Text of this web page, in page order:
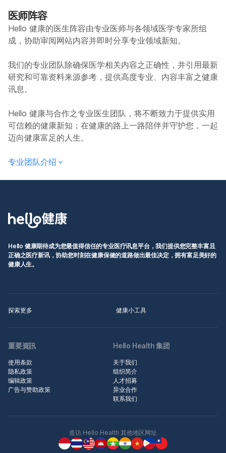
医师阵容
Hello 健康的医生阵容由专业医师与各领域医学专家所组
成，协助审阅网站内容并即时分享专业领域新知。
我们的专业团队除确保医学相关内容之正确性，并引用最新
研究和可靠资料来源参考，提供高度专业、内容丰富之健康
讯息。
Hello 健康与合作之专业医生团队，将不断致力于提供实用
可信赖的健康新知；在健康的路上一路陪伴并守护您，一起
迈向健康富足的人生。
专业团队介绍
Hello 健康期待成为您最值得信任的专业医疗讯息平台，我们提供您完整丰富且
正确之医疗新讯，协助您时刻在健康保健的道路做出最佳决定，拥有富足美好的
健康人生。
探索更多 健康小工具
重要資訊
使用条款
隐私政策
编辑政策
广告与赞助政策
Hello Health 集团
关于我们
组织简介
人才招募
异业合作
联系我们
造访 Hello Health 其他地区网址